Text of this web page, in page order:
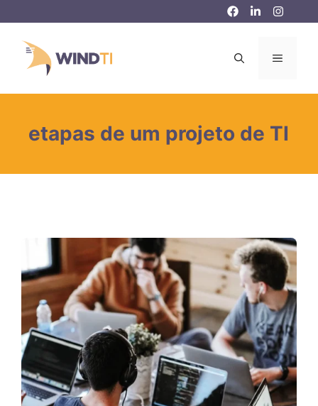
para
conteúdo
MENU
etapas de um projeto de TI